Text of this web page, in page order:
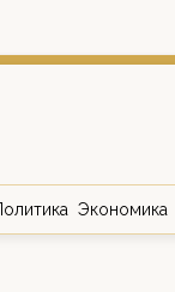
Экономика